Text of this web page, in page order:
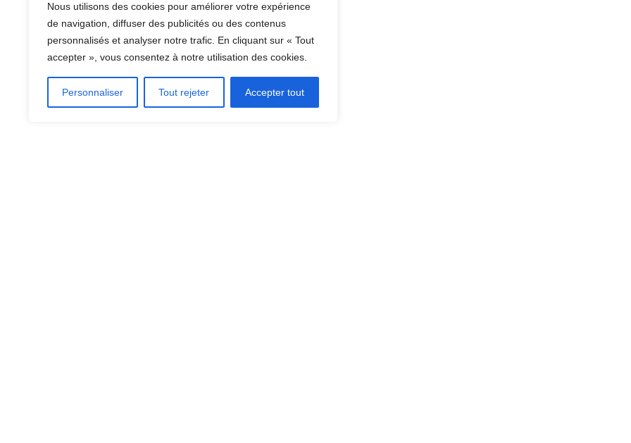
Nous utilisons des cookies pour améliorer votre expérience
de navigation, diffuser des publicités ou des contenus
personnalisés et analyser notre trafic. En cliquant sur « Tout
accepter », vous consentez à notre utilisation des cookies.
Personnaliser Tout rejeter Accepter tout